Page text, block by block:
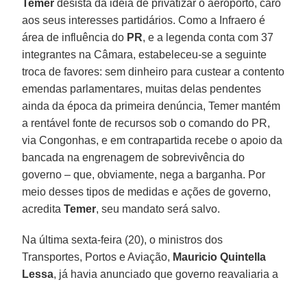
Temer desista da ideia de privatizar o aeroporto, caro
aos seus interesses partidários. Como a Infraero é
área de influência do PR, e a legenda conta com 37
integrantes na Câmara, estabeleceu-se a seguinte
troca de favores: sem dinheiro para custear a contento
emendas parlamentares, muitas delas pendentes
ainda da época da primeira denúncia, Temer mantém
a rentável fonte de recursos sob o comando do PR,
via Congonhas, e em contrapartida recebe o apoio da
bancada na engrenagem de sobrevivência do
governo – que, obviamente, nega a barganha. Por
meio desses tipos de medidas e ações de governo,
acreditaTemer, seu mandato será salvo.
Na última sexta-feira (20), o ministros dos
Transportes, Portos e Aviação, Mauricio Quintella
Lessa, já havia anunciado que governo reavaliaria a